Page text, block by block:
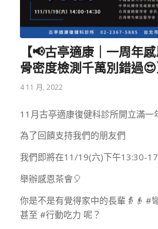
【📢古亭適康｜一周年
骨密度檢測千萬別錯過😍
4 11 月, 2022
11月古亭適康復健科診所開立滿一
為了回饋支持我們的朋友們
我們即將在11/19(六)下午13:30-
舉辦感恩茶會🎈
你是不是有覺得家中的長輩👵👴 #
甚至 #行動吃力 呢？